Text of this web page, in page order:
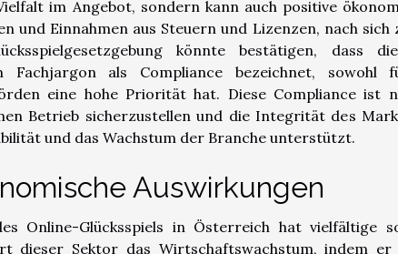
im Angebot, sondern kann auch positive
und Einnahmen aus Steuern und Lizenzen, nach
könnte bestätigen, dass
Fachjargon als Compliance bezeichnet,
eine hohe Priorität hat. Diese Compliance ist
Betrieb sicherzustellen und die Integrität des
und das Wachstum der Branche unterstützt.
Auswirkungen
Online-Glücksspiels in Österreich hat vielfältige
dieser Sektor das Wirtschaftswachstum, indem